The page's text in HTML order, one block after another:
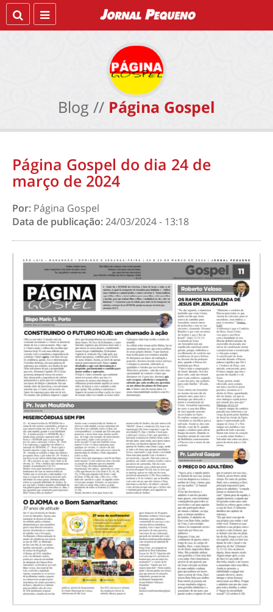
Blog // Página Gospel
Página Gospel do dia 24 de
março de 2024
Por: Página Gospel
Data de publicação:24/03/2024 - 13:18